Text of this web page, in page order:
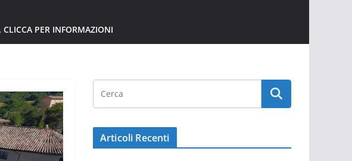
PER INFORMAZIONI
Articoli Recenti